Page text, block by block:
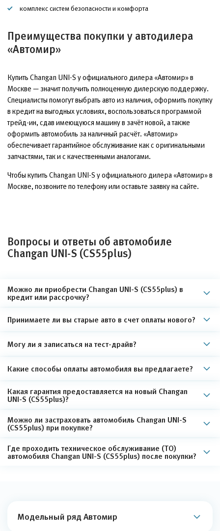
комплекс систем безопасности и комфорта
Преимущества покупки у автодилера
«Автомир»
Купить Changan UNI-S у официального дилера «Автомир» в
Москве — значит получить полноценную дилерскую поддержку.
Специалисты помогут выбрать авто из наличия, оформить покупку
в кредит на выгодных условиях, воспользоваться программой
трейд-ин, сдав имеющуюся машину в зачёт новой, а также
оформить автомобиль за наличный расчёт. «Автомир»
обеспечивает гарантийное обслуживание как с оригинальными
запчастями, так и с качественными аналогами.
Чтобы купить Changan UNI-S у официального дилера «Автомир» в
Москве, позвоните по телефону или оставьте заявку на сайте.
Вопросы и ответы об автомобиле
Changan UNI-S (CS55plus)
Можно ли приобрести Changan UNI-S (CS55plus) в
кредит или рассрочку?
Принимаете ли вы старые авто в счет оплаты нового?
Могу ли я записаться на тест-драйв?
Какие способы оплаты автомобиля вы предлагаете?
Какая гарантия предоставляется на новый Changan
UNI-S (CS55plus)?
Можно ли застраховать автомобиль Changan UNI-S
(CS55plus) при покупке?
Где проходить техническое обслуживание (ТО)
автомобиля Changan UNI-S (CS55plus) после покупки?
Модельный ряд Автомир